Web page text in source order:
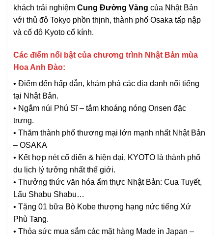
khách trải nghiệm Cung Đường Vàng của Nhật Bản
với thủ đô Tokyo phồn thịnh, thành phố Osaka tấp nập
và cố đô Kyoto cổ kính.
Các điểm nổi bật của chương trình Nhật Bản mùa
Hoa Anh Đào:
• Điểm đến hấp dẫn, khám phá các địa danh nổi tiếng
tại Nhật Bản.
• Ngắm núi Phú Sĩ – tắm khoáng nóng Onsen đặc
trưng.
• Thăm thành phố thương mại lớn mạnh nhất Nhật Bản
– OSAKA
• Kết hợp nét cổ điển & hiện đại, KYOTO là thành phố
du lịch lý tưởng nhất thế giới.
• Thưởng thức văn hóa ẩm thực Nhật Bản: Cua Tuyết,
Lẩu Shabu Shabu…
• Tặng 01 bữa Bò Kobe thượng hạng nức tiếng Xứ
Phù Tang.
• Thỏa sức mua sắm các mặt hàng Made in Japan –